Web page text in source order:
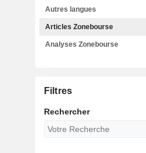
Autres langues
Articles Zonebourse
Analyses Zonebourse
Filtres
Rechercher